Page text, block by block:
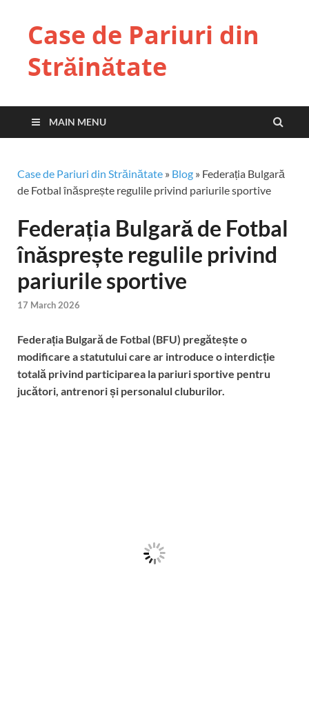
Case de Pariuri din
Străinătate
MAIN MENU
Case de Pariuri din Străinătate » Blog » Federația Bulgară
de Fotbal înăsprește regulile privind pariurile sportive
Federația Bulgară de Fotbal
înăsprește regulile privind
pariurile sportive
17 March 2026
Federația Bulgară de Fotbal (BFU) pregătește o
modificare a statutului care ar introduce o interdicție
totală privind participarea la pariuri sportive pentru
jucători, antrenori și personalul cluburilor.